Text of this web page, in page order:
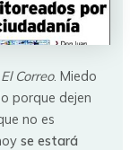
El Correo. Miedo
porque dejen
no es
se estará